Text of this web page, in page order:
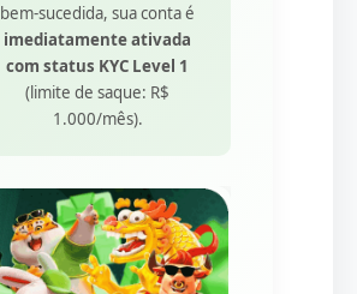
bem-sucedida, sua conta é
imediatamente ativada
com status KYC Level 1
(limite de saque: R$
1.000/mês).